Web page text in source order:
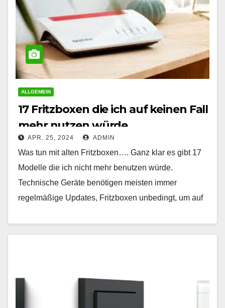
ALLGEMEIN
17 Fritzboxen die ich auf keinen Fall
mehr nutzen würde
APR. 25, 2024 ADMIN
Was tun mit alten Fritzboxen…. Ganz klar es gibt 17
Modelle die ich nicht mehr benutzen würde.
Technische Geräte benötigen meisten immer
regelmäßige Updates, Fritzboxen unbedingt, um auf